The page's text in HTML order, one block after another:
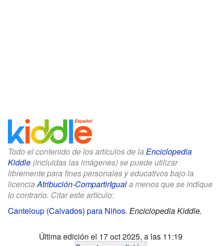
Todo el contenido de los artículos de la Enciclopedia
Kiddle (incluidas las imágenes) se puede utilizar
libremente para fines personales y educativos bajo la
licenciaAtribución-CompartirIguala menos que se indique
lo contrario. Citar este artículo:
Canteloup (Calvados) para Niños. Enciclopedia Kiddle.
Última edición el 17 oct 2025, a las 11:19